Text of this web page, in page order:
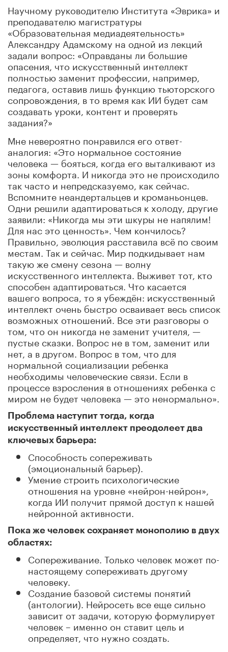
Научному руководителю Института «Эврика» и
преподавателю магистратуры
«Образовательная медиадеятельность»
Александру Адамскому на одной из лекций
задали вопрос: «Оправданы ли большие
опасения, что искусственный интеллект
полностью заменит профессии, например,
педагога, оставив лишь функцию тьюторского
сопровождения, в то время как ИИ будет сам
создавать уроки, контент и проверять
задания?»
Мне невероятно понравился его ответ-
аналогия: «Это нормальное состояние
человека — бояться, когда его выталкивают из
зоны комфорта. И никогда это не происходило
так часто и непредсказуемо, как сейчас.
Вспомните неандертальцев и кроманьонцев.
Одни решили адаптироваться к холоду, другие
заявили: «Никогда мы эти шкуры не напялим!
Для нас это ценность». Чем кончилось?
Правильно, эволюция расставила всё по своим
местам. Так и сейчас. Мир подкидывает нам
такую же смену сезона — волну
искусственного интеллекта. Выживет тот, кто
способен адаптироваться. Что касается
вашего вопроса, то я убеждён: искусственный
интеллект очень быстро осваивает весь список
возможных отношений. Все эти разговоры о
том, что он никогда не заменит учителя, —
пустые сказки. Вопрос не в том, заменит или
нет, а в другом. Вопрос в том, что для
нормальной социализации ребенка
необходимы человеческие связи. Если в
процессе взросления в отношениях ребенка с
миром не будет человека — это ненормально».
Проблема наступит тогда, когда
искусственный интеллект преодолеет два
ключевых барьера:
Способность сопереживать
(эмоциональный барьер).
Умение строить психологические
отношения на уровне «нейрон-нейрон»,
когда ИИ получит прямой доступ к нашей
нейронной активности.
Пока же человек сохраняет монополию в двух
областях:
Сопереживание. Только человек может по-
настоящему сопереживать другому
человеку.
Создание базовой системы понятий
(антологии). Нейросеть все еще сильно
зависит от задачи, которую формулирует
человек – именно он ставит цель и
определяет, что нужно создать.